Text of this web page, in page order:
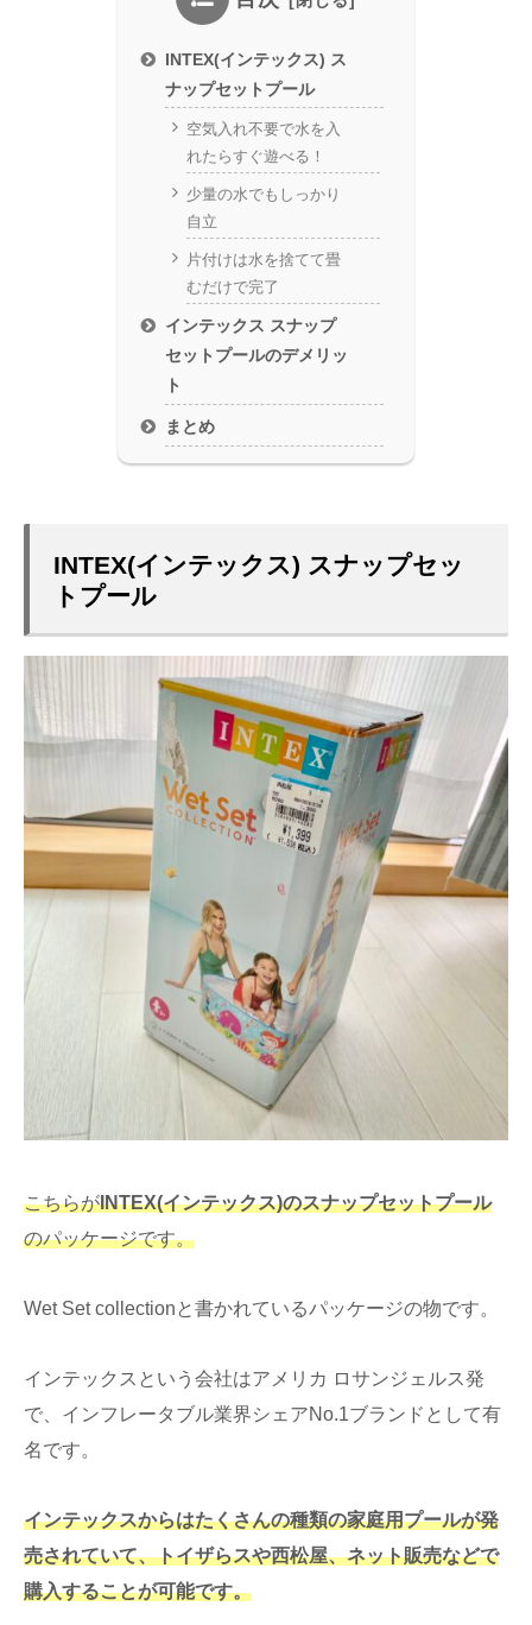
INTEX(インテックス) ス
ナップセットプール
空気入れ不要で水を入
れたらすぐ遊べる！
少量の水でもしっかり
自立
片付けは水を捨てて畳
むだけで完了
インテックス スナップ
セットプールのデメリッ
ト
まとめ
INTEX(インテックス) スナップセッ
トプール
こちらがINTEX(インテックス)のスナップセットプール
のパッケージです。
Wet Set collectionと書かれているパッケージの物です。
インテックスという会社はアメリカ ロサンジェルス発
で、インフレータブル業界シェアNo.1ブランドとして有
名です。
インテックスからはたくさんの種類の家庭用プールが発
売されていて、トイザらスや西松屋、ネット販売などで
購入することが可能です。